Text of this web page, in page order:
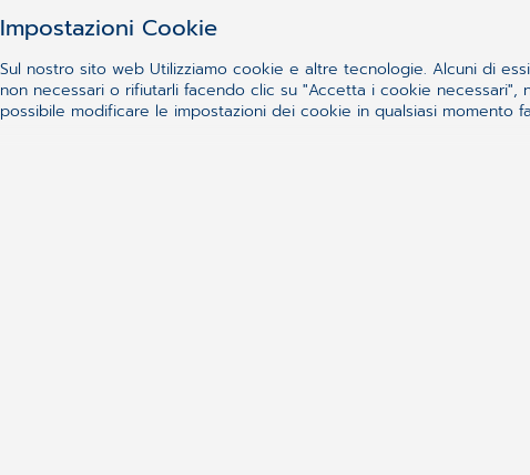
gruppo CGM Italia per l'elaborazione
per posta o elettronicamente. La mia
momento, inviando un'e-mail a
ulteriori diritti, che sono descritti di seguito.
Impostazioni Cookie
Sul nostro sito web Utilizziamo cookie e altre tecnologie. Alcuni di
non necessari o rifiutarli facendo clic su "Accetta i cookie
possibile modificare le impostazioni dei cookie in qualsiasi momento